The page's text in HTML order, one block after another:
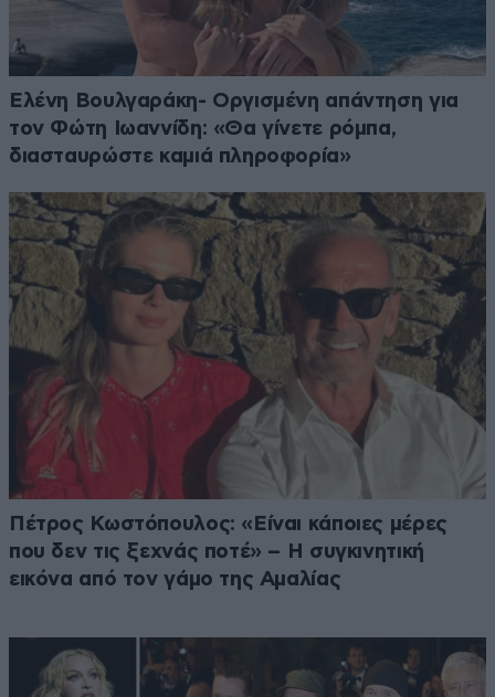
Ελένη Βουλγαράκη- Οργισμένη απάντηση για
τον Φώτη Ιωαννίδη: «Θα γίνετε ρόμπα,
διασταυρώστε καμιά πληροφορία»
Πέτρος Κωστόπουλος: «Είναι κάποιες μέρες
που δεν τις ξεχνάς ποτέ» – Η συγκινητική
εικόνα από τον γάμο της Αμαλίας